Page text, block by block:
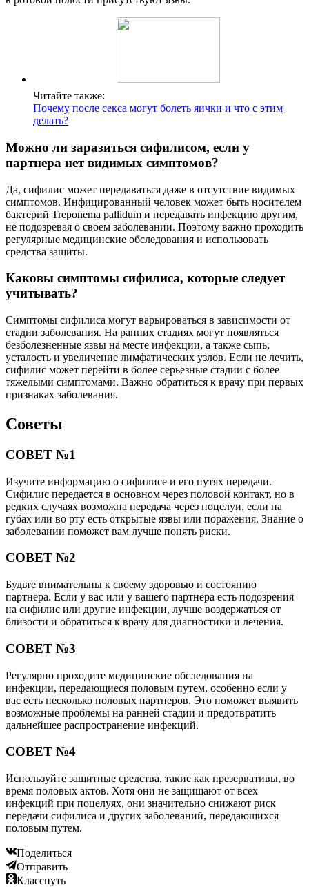
Читайте также:
Почему после секса могут болеть яички и что с этим
делать?
Можно ли заразиться сифилисом, если у
партнера нет видимых симптомов?
Да, сифилис может передаваться даже в отсутствие видимых
симптомов. Инфицированный человек может быть носителем
бактерий Treponema pallidum и передавать инфекцию другим,
не подозревая о своем заболевании. Поэтому важно проходить
регулярные медицинские обследования и использовать
средства защиты.
Каковы симптомы сифилиса, которые следует
учитывать?
Симптомы сифилиса могут варьироваться в зависимости от
стадии заболевания. На ранних стадиях могут появляться
безболезненные язвы на месте инфекции, а также сыпь,
усталость и увеличение лимфатических узлов. Если не лечить,
сифилис может перейти в более серьезные стадии с более
тяжелыми симптомами. Важно обратиться к врачу при первых
признаках заболевания.
Советы
СОВЕТ №1
Изучите информацию о сифилисе и его путях передачи.
Сифилис передается в основном через половой контакт, но в
редких случаях возможна передача через поцелуи, если на
губах или во рту есть открытые язвы или поражения. Знание о
заболевании поможет вам лучше понять риски.
СОВЕТ №2
Будьте внимательны к своему здоровью и состоянию
партнера. Если у вас или у вашего партнера есть подозрения
на сифилис или другие инфекции, лучше воздержаться от
близости и обратиться к врачу для диагностики и лечения.
СОВЕТ №3
Регулярно проходите медицинские обследования на
инфекции, передающиеся половым путем, особенно если у
вас есть несколько половых партнеров. Это поможет выявить
возможные проблемы на ранней стадии и предотвратить
дальнейшее распространение инфекций.
СОВЕТ №4
Используйте защитные средства, такие как презервативы, во
время половых актов. Хотя они не защищают от всех
инфекций при поцелуях, они значительно снижают риск
передачи сифилиса и других заболеваний, передающихся
половым путем.
Поделиться
Отправить
Класснуть